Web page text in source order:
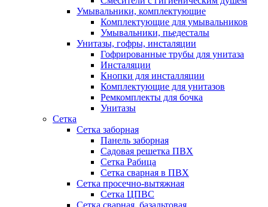
Умывальники, комплектующие
Комплектующие для умывальников
Умывальники, пьедесталы
Унитазы, гофры, инсталяции
Гофрированные трубы для унитаза
Инсталяции
Кнопки для инсталляции
Комплектующие для унитазов
Ремкомплекты для бочка
Унитазы
Сетка
Сетка заборная
Панель заборная
Садовая решетка ПВХ
Сетка Рабица
Сетка сварная в ПВХ
Сетка просечно-вытяжная
Сетка ЦПВС
Сетка сварная, базальтовая